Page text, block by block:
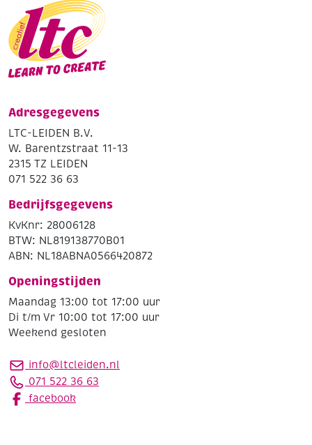
Adresgegevens
LTC-LEIDEN B.V.
W. Barentzstraat 11-13
2315 TZ LEIDEN
071 522 36 63
Bedrijfsgegevens
KvKnr: 28006128
BTW: NL819138770B01
ABN: NL18ABNA0566420872
Openingstijden
Maandag 13:00 tot 17:00 uur
Di t/m Vr 10:00 tot 17:00 uur
Weekend gesloten
info@ltcleiden.nl
071 522 36 63
facebook